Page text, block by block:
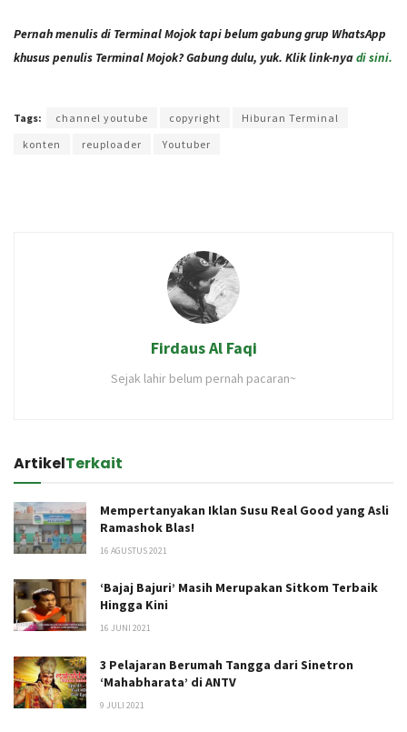
Pernah menulis di Terminal Mojok tapi belum gabung grup WhatsApp
khusus penulis Terminal Mojok? Gabung dulu, yuk. Klik link-nyadi sini.
Tags: channel youtube copyright
Hiburan Terminal
konten
reuploader Youtuber
Firdaus Al Faqi
Sejak lahir belum pernah pacaran~
ArtikelTerkait
Mempertanyakan Iklan Susu Real Good yang Asli
Ramashok Blas!
16 AGUSTUS 2021
‘Bajaj Bajuri’ Masih Merupakan Sitkom Terbaik
Hingga Kini
16 JUNI 2021
3 Pelajaran Berumah Tangga dari Sinetron
‘Mahabharata’ di ANTV
9 JULI 2021